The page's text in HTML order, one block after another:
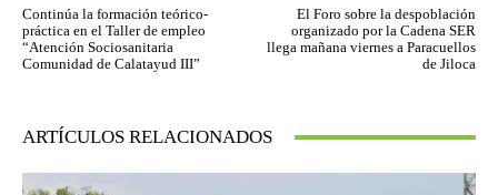
Continúa la formación teórico-
práctica en el Taller de empleo
“Atención Sociosanitaria
Comunidad de Calatayud III”
El Foro sobre la despoblación
organizado por la Cadena SER
llega mañana viernes a Paracuellos
de Jiloca
ARTÍCULOS RELACIONADOS